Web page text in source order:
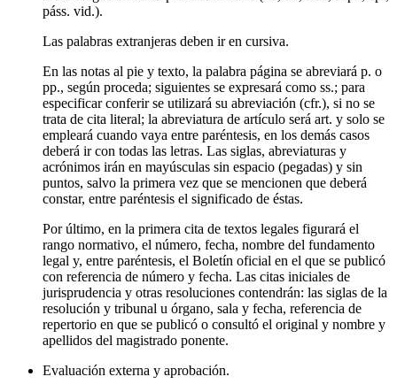
páss. vid.).
Las palabras extranjeras deben ir en cursiva.
En las notas al pie y texto, la palabra página se abreviará p. o
pp., según proceda; siguientes se expresará como ss.; para
especificar conferir se utilizará su abreviación (cfr.), si no se
trata de cita literal; la abreviatura de artículo será art. y solo se
empleará cuando vaya entre paréntesis, en los demás casos
deberá ir con todas las letras. Las siglas, abreviaturas y
acrónimos irán en mayúsculas sin espacio (pegadas) y sin
puntos, salvo la primera vez que se mencionen que deberá
constar, entre paréntesis el significado de éstas.
Por último, en la primera cita de textos legales figurará el
rango normativo, el número, fecha, nombre del fundamento
legal y, entre paréntesis, el Boletín oficial en el que se publicó
con referencia de número y fecha. Las citas iniciales de
jurisprudencia y otras resoluciones contendrán: las siglas de la
resolución y tribunal u órgano, sala y fecha, referencia de
repertorio en que se publicó o consultó el original y nombre y
apellidos del magistrado ponente.
Evaluación externa y aprobación.